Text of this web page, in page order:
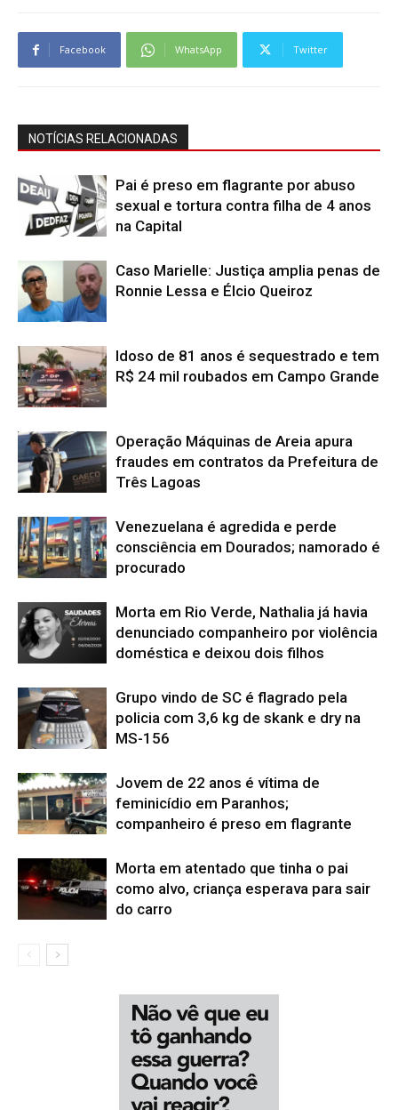
Facebook WhatsApp Twitter
NOTÍCIAS RELACIONADAS
Pai é preso em flagrante por abuso
sexual e tortura contra filha de 4 anos
na Capital
Caso Marielle: Justiça amplia penas de
Ronnie Lessa e Élcio Queiroz
Idoso de 81 anos é sequestrado e tem
R$ 24 mil roubados em Campo Grande
Operação Máquinas de Areia apura
fraudes em contratos da Prefeitura de
Três Lagoas
Venezuelana é agredida e perde
consciência em Dourados; namorado é
procurado
Morta em Rio Verde, Nathalia já havia
denunciado companheiro por violência
doméstica e deixou dois filhos
Grupo vindo de SC é flagrado pela
policia com 3,6 kg de skank e dry na
MS-156
Jovem de 22 anos é vítima de
feminicídio em Paranhos;
companheiro é preso em flagrante
Morta em atentado que tinha o pai
como alvo, criança esperava para sair
do carro